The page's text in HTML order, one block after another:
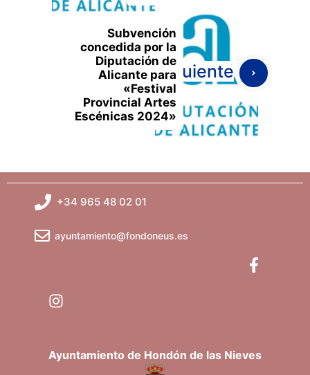
Subvención
concedida por la
Diputación de
Alicante para
«Festival
Provincial Artes
Escénicas 2024»
Siguiente
+34 965 48 02 01
ayuntamiento@fondoneus.es
Ayuntamiento de Hondón de las Nieves